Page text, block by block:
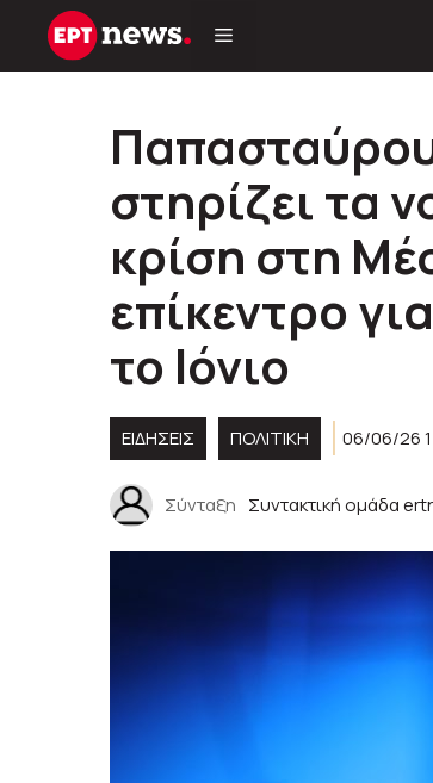
Μετάβαση
στηρίζει τα
κρίση στη
επίκεντρο
το Ιόνιο
ΕΙΔΗΣΕΙΣ ΠΟΛΙΤΙΚΉ 06/06/26
Σύνταξη Συντακτική ομάδα